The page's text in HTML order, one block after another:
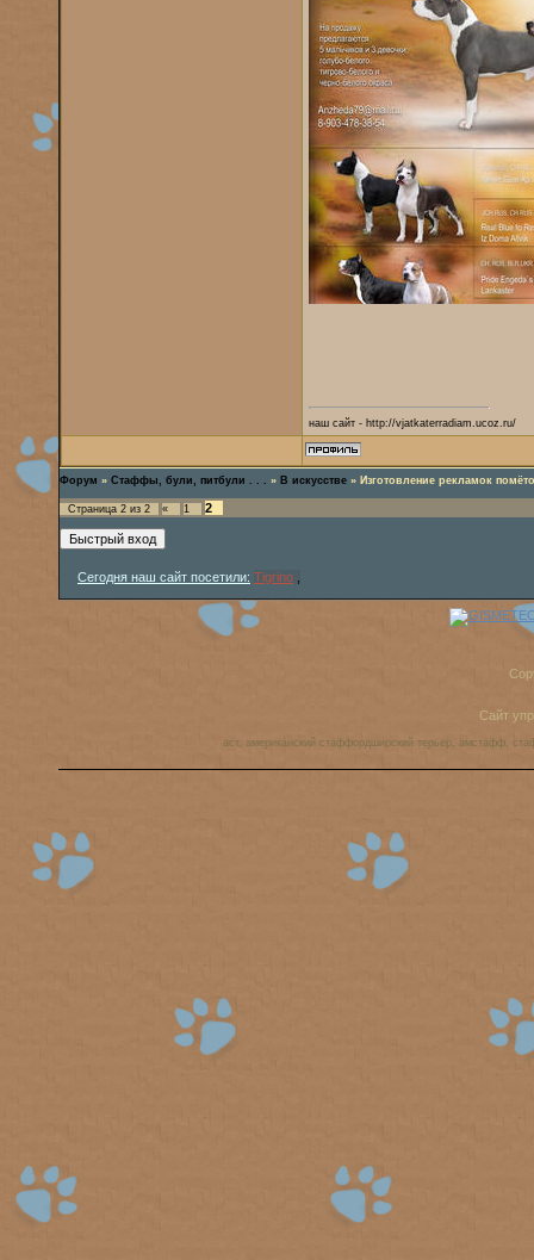
наш сайт - http://vjatkaterradiam.ucoz.ru/
Форум » Стаффы, були, питбули . . . » В искусстве » Изготовление рекламок
Страница 2 из 2 « 1 2
Сегодня наш сайт посетили: Tigrino
Сайт
аст, американский стаффордширский терьер, амстафф,